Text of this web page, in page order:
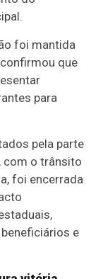
foi mantida
que
para
pela parte
com o trânsito
foi encerrada
e